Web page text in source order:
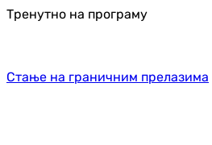
Тренутно на програму
Стање на граничним прелазима